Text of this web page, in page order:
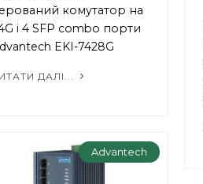
комутатор на
і 4 SFP combo порти
EKI-7428G
ДАЛІ...
Advantech